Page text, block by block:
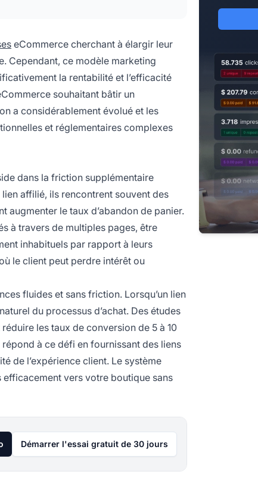
eCommerce cherchant à élargir leur
Cependant, ce modèle marketing
la rentabilité et l’efficacité
souhaitant bâtir un
a considérablement évolué et les
et réglementaires complexes
dans la friction supplémentaire
affilié, ils rencontrent souvent des
augmenter le taux d’abandon de panier.
à travers de multiples pages, être
inhabituels par rapport à leurs
le client peut perdre intérêt ou
fluides et sans friction. Lorsqu’un lien
du processus d’achat. Des études
les taux de conversion de 5 à 10
à ce défi en fournissant des liens
de l’expérience client. Le système
vers votre boutique sans
Démarrer l'essai gratuit de 30 jours